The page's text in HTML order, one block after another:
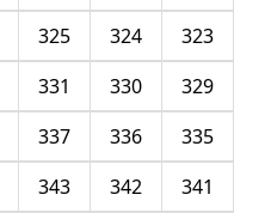
323
324
325
329
330
331
335
336
337
341
342
343